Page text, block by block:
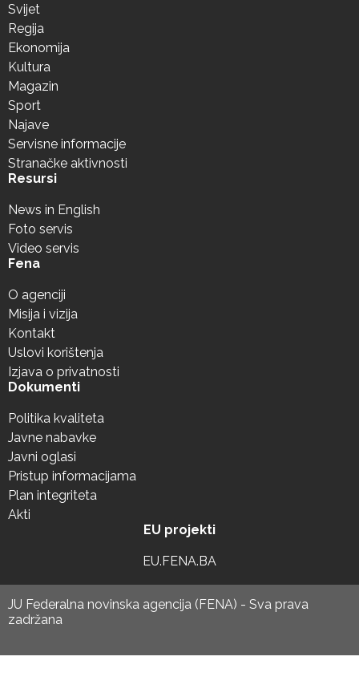
Svijet
Regija
Ekonomija
Kultura
Magazin
Sport
Najave
Servisne informacije
Stranačke aktivnosti
Resursi
News in English
Foto servis
Video servis
Fena
O agenciji
Misija i vizija
Kontakt
Uslovi korištenja
Izjava o privatnosti
Dokumenti
Politika kvaliteta
Javne nabavke
Javni oglasi
Pristup informacijama
Plan integriteta
Akti
EU projekti
EU.FENA.BA
JU Federalna novinska agencija (FENA) - Sva prava
zadržana